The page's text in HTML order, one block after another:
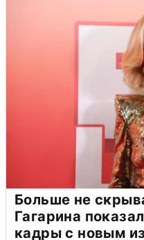
Больше не
Гагарина
кадры с новым